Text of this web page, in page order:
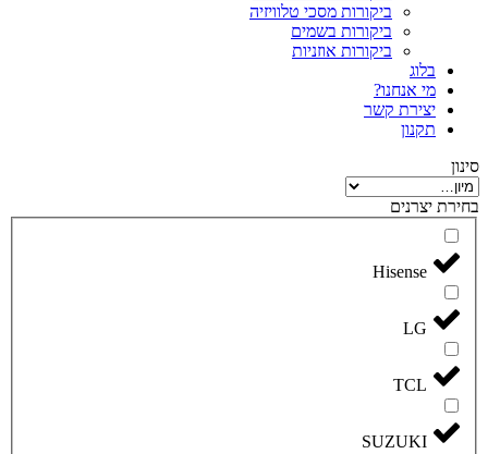
ביקורות מסכי טלוויזיה
ביקורות בשמים
ביקורות אוזניות
בלוג
מי אנחנו?
יצירת קשר
תקנון
סינון
בחירת יצרנים
Hisense
LG
TCL
SUZUKI